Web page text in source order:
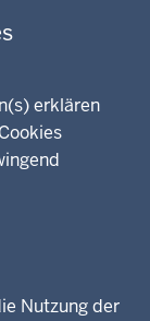
erklären
Nutzung der